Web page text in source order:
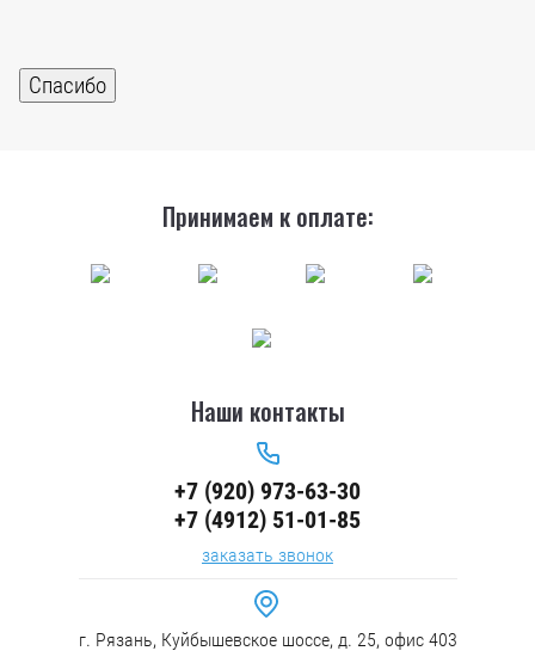
Принимаем к оплате:
Наши контакты
+7 (920) 973-63-30
+7 (4912) 51-01-85
заказать звонок
г. Рязань, Куйбышевское шоссе, д. 25, офис 403